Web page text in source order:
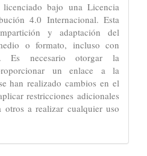
bajo una Licencia
4.0 Internacional. Esta
y adaptación del
o formato, incluso con
Es necesario otorgar la
un enlace a la
han realizado cambios en el
restricciones adicionales
a realizar cualquier uso